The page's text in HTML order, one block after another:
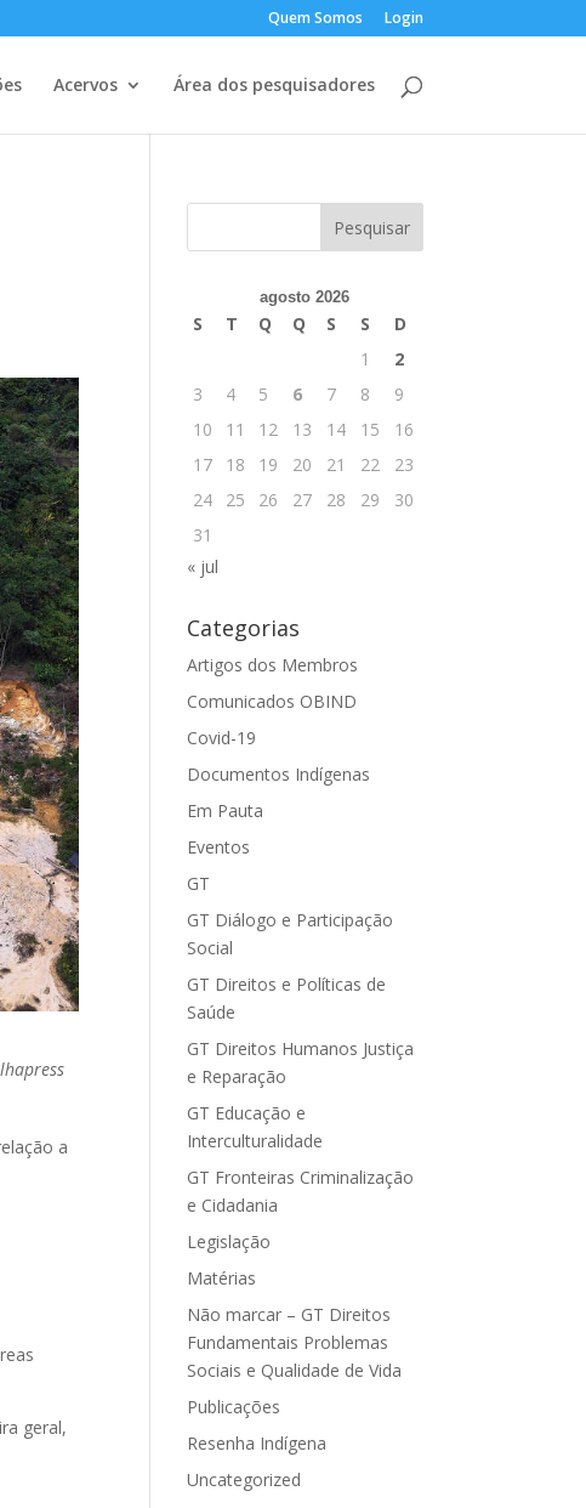
Quem Somos Login
Acervos Área dos pesquisadores
a
geral,
agosto 2026
S T Q Q S S
D
1
2
3
4 5 6 7 8
9
10
11 12 13 14 15
16
17
18 19 20 21 22
23
24
25 26 27 28 29
30
31
« jul
Categorias
Artigos dos Membros
Comunicados OBIND
Covid-19
Documentos Indígenas
Em Pauta
Eventos
GT
GT Diálogo e Participação
Social
GT Direitos e Políticas de
Saúde
GT Direitos Humanos Justiça
e Reparação
GT Educação e
Interculturalidade
GT Fronteiras Criminalização
e Cidadania
Legislação
Matérias
Não marcar – GT Direitos
Fundamentais Problemas
Sociais e Qualidade de Vida
Publicações
Resenha Indígena
Uncategorized